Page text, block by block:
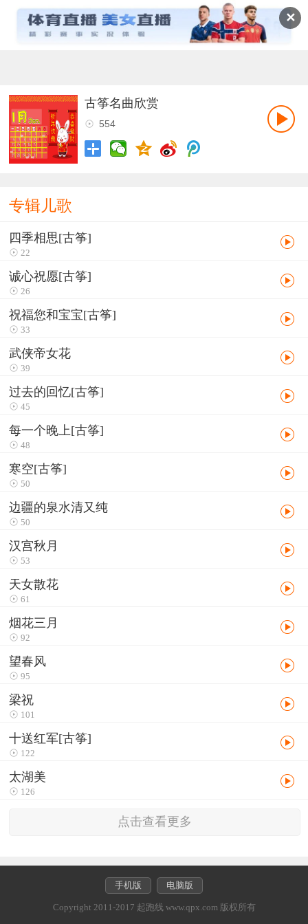
✕
古筝名曲欣赏
554
专辑儿歌
四季相思[古筝]
22
诚心祝愿[古筝]
26
祝福您和宝宝[古筝]
33
武侠帝女花
39
过去的回忆[古筝]
45
每一个晚上[古筝]
48
寒空[古筝]
50
边疆的泉水清又纯
50
汉宫秋月
53
天女散花
61
烟花三月
92
望春风
95
梁祝
101
十送红军[古筝]
122
太湖美
126
点击查看更多
手机版 电脑版
Copyright 2011-2017 起跑线 www.qpx.com 版权所有